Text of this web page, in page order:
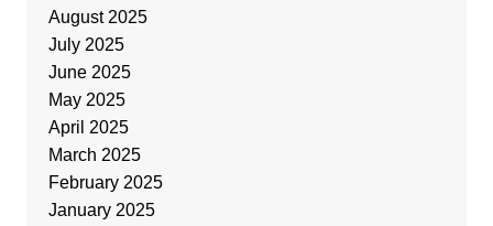
August 2025
July 2025
June 2025
May 2025
April 2025
March 2025
February 2025
January 2025